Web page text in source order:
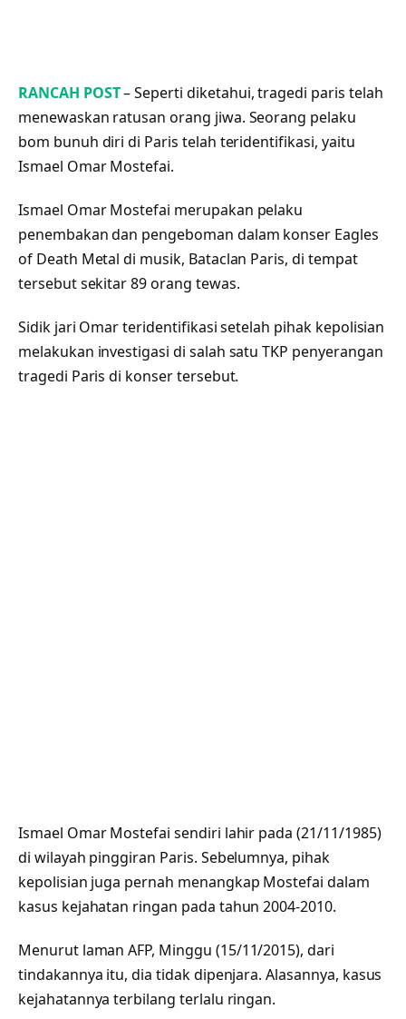
RANCAH POST– Seperti diketahui, tragedi paris telah
menewaskan ratusan orang jiwa. Seorang pelaku
bom bunuh diri di Paris telah teridentifikasi, yaitu
Ismael Omar Mostefai.
Ismael Omar Mostefai merupakan pelaku
penembakan dan pengeboman dalam konser Eagles
of Death Metal di musik, Bataclan Paris, di tempat
tersebut sekitar 89 orang tewas.
Sidik jari Omar teridentifikasi setelah pihak kepolisian
melakukan investigasi di salah satu TKP penyerangan
tragedi Paris di konser tersebut.
Ismael Omar Mostefai sendiri lahir pada (21/11/1985)
di wilayah pinggiran Paris. Sebelumnya, pihak
kepolisian juga pernah menangkap Mostefai dalam
kasus kejahatan ringan pada tahun 2004-2010.
Menurut laman AFP, Minggu (15/11/2015), dari
tindakannya itu, dia tidak dipenjara. Alasannya, kasus
kejahatannya terbilang terlalu ringan.